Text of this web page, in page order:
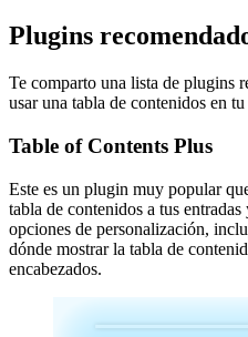
Plugins
Te comparto una lista de plugins
usar una tabla de contenidos en
Table of Contents Plus
Este es un plugin muy popular
tabla de contenidos a tus
opciones de personalización,
dónde mostrar la tabla de
encabezados.